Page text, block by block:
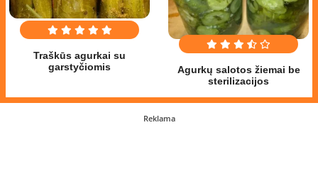
Traškūs agurkai su
garstyčiomis
Agurkų salotos žiemai be
sterilizacijos
Reklama